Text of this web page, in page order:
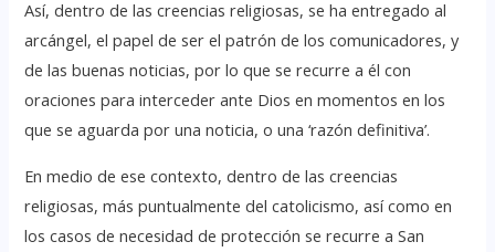
Así, dentro de las creencias religiosas, se ha entregado al
arcángel, el papel de ser el patrón de los comunicadores, y
de las buenas noticias, por lo que se recurre a él con
oraciones para interceder ante Dios en momentos en los
que se aguarda por una noticia, o una ‘razón definitiva’.
En medio de ese contexto, dentro de las creencias
religiosas, más puntualmente del catolicismo, así como en
los casos de necesidad de protección se recurre a San